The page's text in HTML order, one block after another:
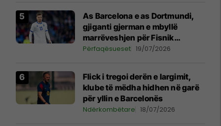
As Barcelona e as Dortmundi,
gjiganti gjerman e mbyllë
marrëveshjen për Fisnik
Asllanin
Përfaqësueset 19/07/2026
Flick i tregoi derën e largimit,
klube të mëdha hidhen në garë
për yllin e Barcelonës
Ndërkombëtare 18/07/2026